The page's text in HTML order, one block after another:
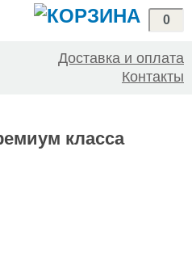
0
Доставка и оплата
Контакты
класса